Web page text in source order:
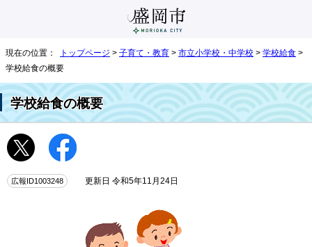
現在の位置： トップページ > 子育て・教育 > 市立小学校・中学校 > 学校給食 >
学校給食の概要
学校給食の概要
広報ID1003248 更新日 令和5年11月24日